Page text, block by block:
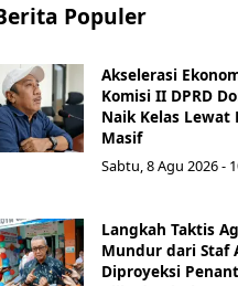
Populer
Akselerasi
Komisi II DPRD
Naik Kelas Lewat
Masif
Sabtu, 8 Agu 2026 -
Langkah Taktis
Mundur dari Staf
Diproyeksi